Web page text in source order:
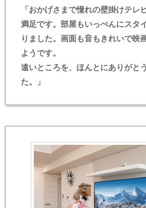
「おかげさまで憧れの壁掛けテレ
満足です。部屋もいっぺんにスタ
りました。画面も音もきれいで映
ようです。
遠いところを、ほんとにありがと
た。」